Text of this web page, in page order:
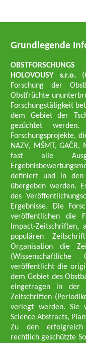
Grundlegende
HOLOVOUSY s.r.o.
Forschung der
Obstfrüchte
Forschungstätigkeit
dem Gebiet der
gezüchtet
Forschungsprojekte,
NAZV, MŠMT,
fast alle
definiert und in den
übergeben werden.
des
Ergebnisse. Die
veröffentlichen die
Impact-
populären
Organisation die
veröffentlicht die
dem Gebiet des
eingetragen in der
Zeitschriften
verlegt werden. Sie
Science Abstracts,
Zu den erfolgreich
rechtlich geschützte